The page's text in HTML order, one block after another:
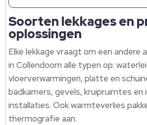
Soorten lekkages en
oplossingen
Elke lekkage vraagt om een andere
in Collendoorn alle typen op:
vloerverwarmingen, platte en
badkamers, gevels, kruipruimtes en
installaties.​ Ook warmteverlies
thermografie aan.​